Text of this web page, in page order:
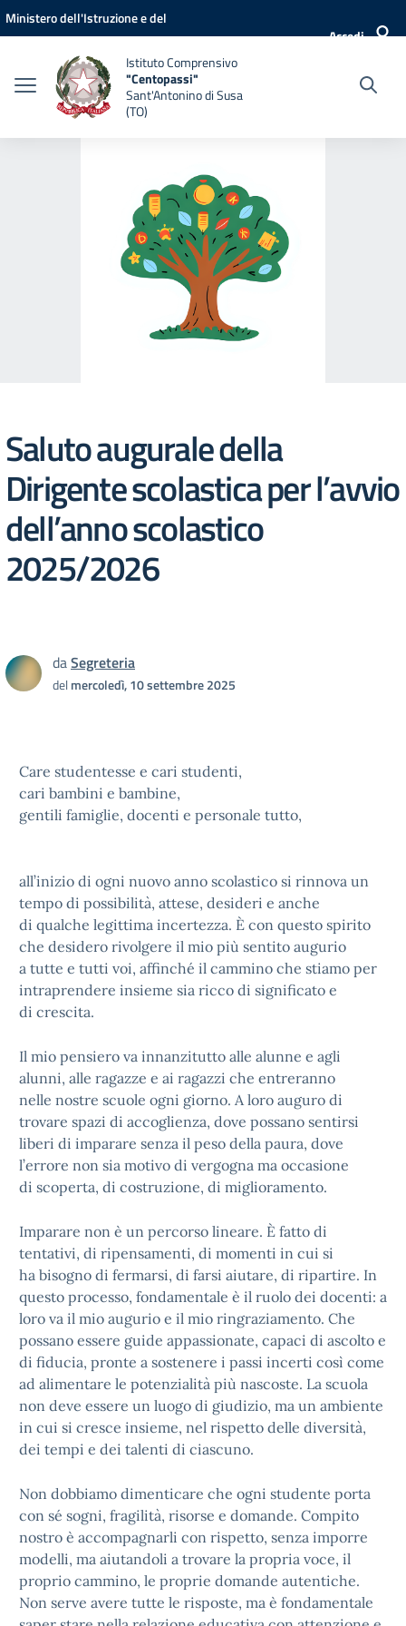
Vai ai contenuti
Vai al menu di navigazione
Vai al footer
Ministero dell'Istruzione e del
Accedi
Istituto Comprensivo
"Centopassi"
Sant'Antonino di Susa
(TO)
Saluto augurale della
Dirigente scolastica per l’avvio
dell’anno scolastico
2025/2026
daSegreteria
delmercoledì, 10 settembre 2025
Care studentesse e cari studenti,
cari bambini e bambine,
gentili famiglie, docenti e personale tutto,
all’inizio di ogni nuovo anno scolastico si rinnova un
tempo di possibilità, attese, desideri e anche
di qualche legittima incertezza. È con questo spirito
che desidero rivolgere il mio più sentito augurio
a tutte e tutti voi, affinché il cammino che stiamo per
intraprendere insieme sia ricco di significato e
di crescita.
Il mio pensiero va innanzitutto alle alunne e agli
alunni, alle ragazze e ai ragazzi che entreranno
nelle nostre scuole ogni giorno. A loro auguro di
trovare spazi di accoglienza, dove possano sentirsi
liberi di imparare senza il peso della paura, dove
l’errore non sia motivo di vergogna ma occasione
di scoperta, di costruzione, di miglioramento.
Imparare non è un percorso lineare. È fatto di
tentativi, di ripensamenti, di momenti in cui si
ha bisogno di fermarsi, di farsi aiutare, di ripartire. In
questo processo, fondamentale è il ruolo dei docenti: a
loro va il mio augurio e il mio ringraziamento. Che
possano essere guide appassionate, capaci di ascolto e
di fiducia, pronte a sostenere i passi incerti così come
ad alimentare le potenzialità più nascoste. La scuola
non deve essere un luogo di giudizio, ma un ambiente
in cui si cresce insieme, nel rispetto delle diversità,
dei tempi e dei talenti di ciascuno.
Non dobbiamo dimenticare che ogni studente porta
con sé sogni, fragilità, risorse e domande. Compito
nostro è accompagnarli con rispetto, senza imporre
modelli, ma aiutandoli a trovare la propria voce, il
proprio cammino, le proprie domande autentiche.
Non serve avere tutte le risposte, ma è fondamentale